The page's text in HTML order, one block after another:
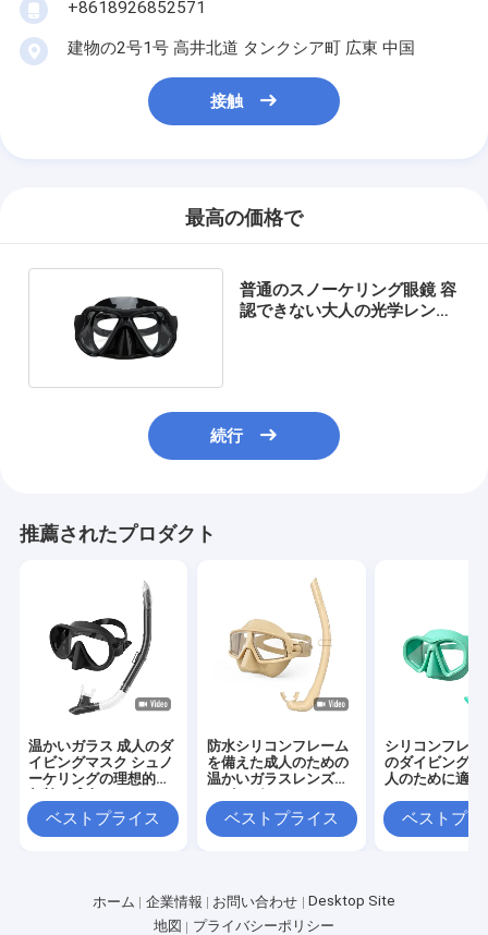
+8618926852571
建物の2号1号 高井北道 タンクシア町 広東 中国
接触
最高の価格で
普通のスノーケリング眼鏡 容
認できない大人の光学レンズ
続行
推薦されたプロダクト
温かいガラス 成人のダ
イビングマスク シュノ
ーケリングの理想的な
ベストプライス
防水シリコンフレーム
を備えた成人のための
温かいガラスレンズダ
ベストプライス
シリコンフレー
のダイビングマ
人のために適し
ベストプラ
ホーム 企業情報 お問い合わせ
Desktop Site
地図
プライバシーポリシー